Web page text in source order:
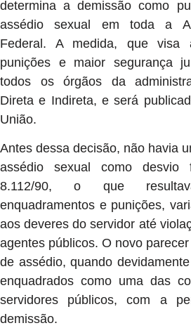
determina a demissão como
assédio sexual em toda a
Federal. A medida, que visa
punições e maior segurança
todos os órgãos da
Direta e Indireta, e será
União.
Antes dessa decisão, não havia
assédio sexual como
8.112/90, o que
enquadramentos e punições,
aos deveres do servidor até
agentes públicos. O novo
de assédio, quando
enquadrados como uma das
servidores públicos, com a
demissão.